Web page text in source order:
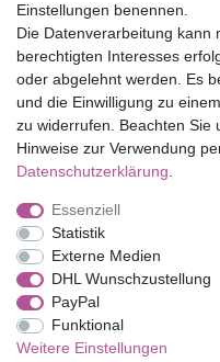
Folia Bringmann
Shop
Mein Konto
Service
Versandkosten
Impressum
Einstellungen benennen.
Die Datenverarbeitung kann
berechtigten Interesses
oder abgelehnt werden. Es
und die Einwilligung zu
zu widerrufen. Beachten Sie
Hinweise zur Verwendung
Daten­schutz­erklärung
Essenziell
Statistik
Externe Medien
DHL Wunschzustellung
PayPal
Funktional
Weitere Einstellungen